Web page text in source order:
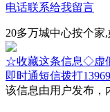
电话联系给我留言
20多万城中心按个
☆收藏这条信息◇虚
即时通短信拨打
该信息由用户发布，